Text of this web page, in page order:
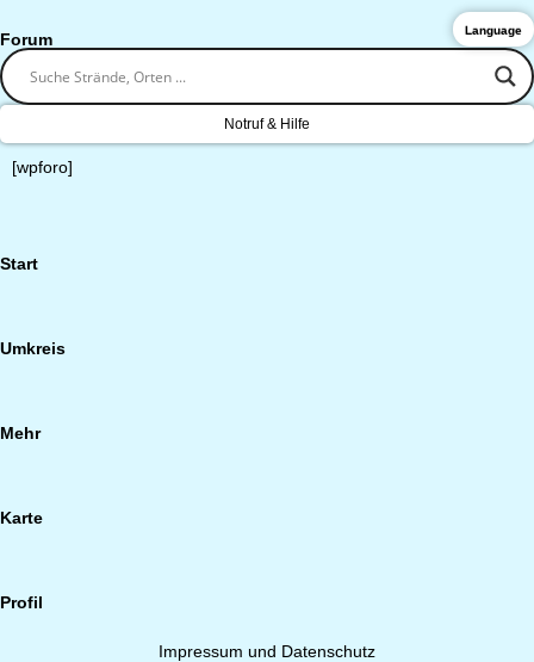
Forum
Notruf & Hilfe
[wpforo]
Start
Umkreis
Mehr
Karte
Profil
Impressum und Datenschutz
Language